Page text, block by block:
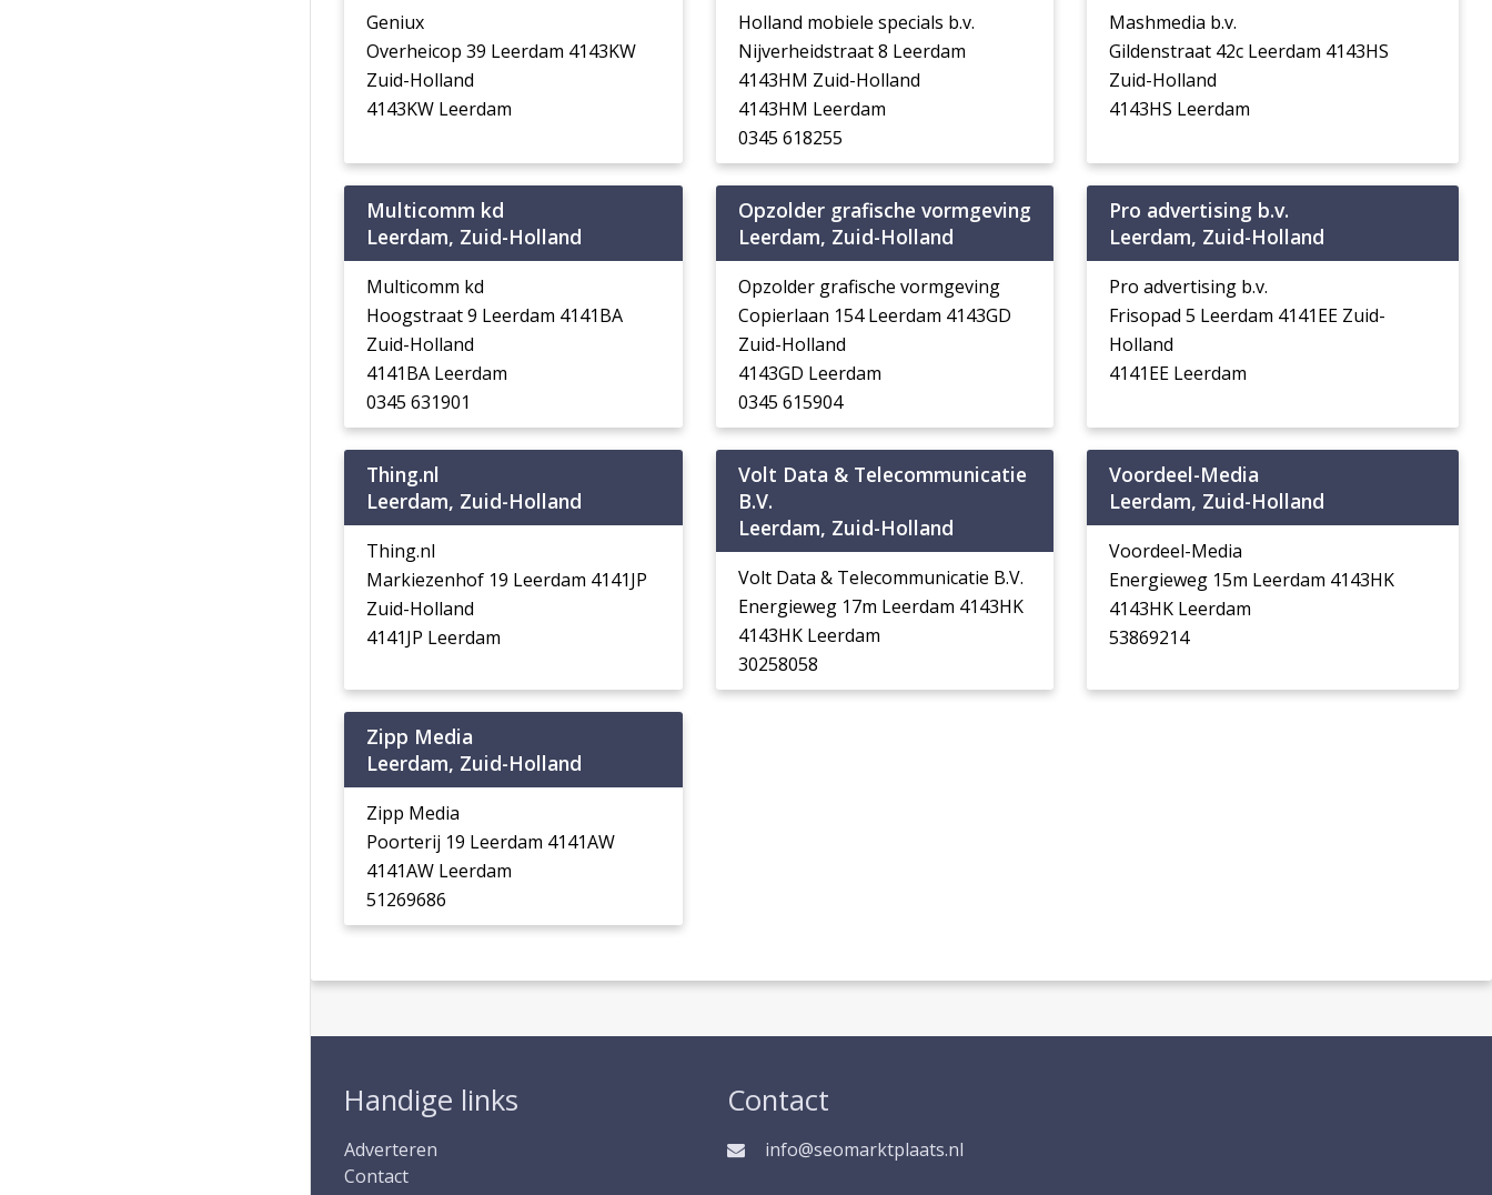
Geniux
Overheicop 39 Leerdam 4143KW
Zuid-Holland
4143KW Leerdam
Holland mobiele specials b.v.
Nijverheidstraat 8 Leerdam
4143HM Zuid-Holland
4143HM Leerdam
0345 618255
Mashmedia b.v.
Gildenstraat 42c Leerdam 4143HS
Zuid-Holland
4143HS Leerdam
Multicomm kd
Leerdam, Zuid-Holland
Multicomm kd
Hoogstraat 9 Leerdam 4141BA
Zuid-Holland
4141BA Leerdam
0345 631901
Opzolder grafische vormgeving
Leerdam, Zuid-Holland
Opzolder grafische vormgeving
Copierlaan 154 Leerdam 4143GD
Zuid-Holland
4143GD Leerdam
0345 615904
Pro advertising b.v.
Leerdam, Zuid-Holland
Pro advertising b.v.
Frisopad 5 Leerdam 4141EE Zuid-
Holland
4141EE Leerdam
Thing.nl
Leerdam, Zuid-Holland
Thing.nl
Markiezenhof 19 Leerdam 4141JP
Zuid-Holland
4141JP Leerdam
Volt Data & Telecommunicatie
B.V.
Leerdam, Zuid-Holland
Volt Data & Telecommunicatie B.V.
Energieweg 17m Leerdam 4143HK
4143HK Leerdam
30258058
Voordeel-Media
Leerdam, Zuid-Holland
Voordeel-Media
Energieweg 15m Leerdam 4143HK
4143HK Leerdam
53869214
Zipp Media
Leerdam, Zuid-Holland
Zipp Media
Poorterij 19 Leerdam 4141AW
4141AW Leerdam
51269686
Handige links
Adverteren
Contact
Contact
info@seomarktplaats.nl